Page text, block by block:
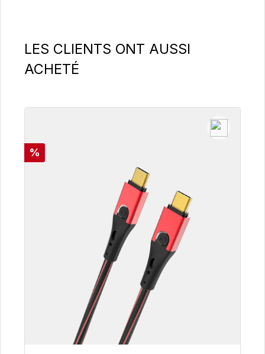
Ignorer la galerie de produits
LES CLIENTS ONT AUSSI
ACHETÉ
Réduction
%